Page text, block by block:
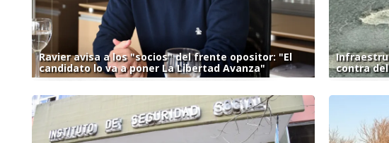
Ravier avisa a los "socios" del frente opositor: "El
candidato lo va a poner La Libertad Avanza"
contra